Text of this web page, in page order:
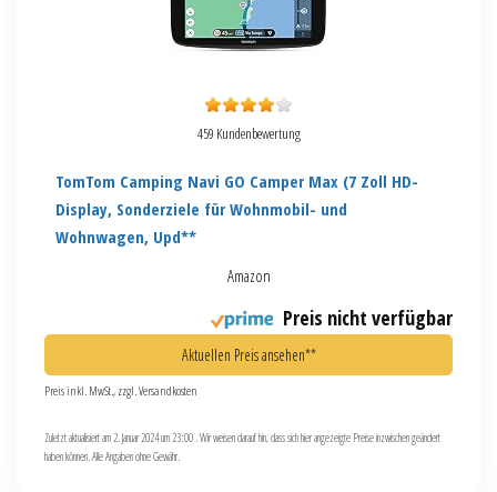
459 Kundenbewertung
TomTom Camping Navi GO Camper Max (7 Zoll HD-
Display, Sonderziele für Wohnmobil- und
Wohnwagen, Upd**
Amazon
Preis nicht verfügbar
Aktuellen Preis ansehen**
Preis inkl. MwSt., zzgl. Versandkosten
Zuletzt aktualisiert am 2. Januar 2024 um 23:00 . Wir weisen darauf hin, dass sich hier angezeigte Preise inzwischen geändert
haben können. Alle Angaben ohne Gewähr.